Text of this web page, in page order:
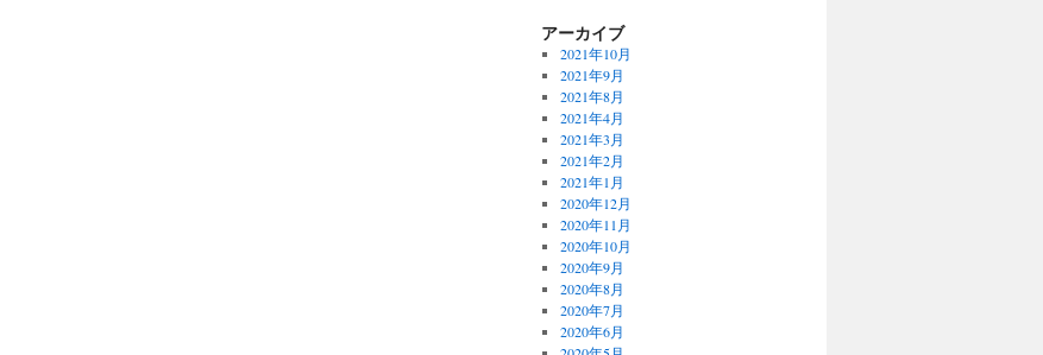
アーカイブ
2021年10月
2021年9月
2021年8月
2021年4月
2021年3月
2021年2月
2021年1月
2020年12月
2020年11月
2020年10月
2020年9月
2020年8月
2020年7月
2020年6月